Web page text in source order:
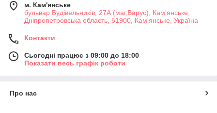
м. Кам'янське
бульвар Будівельників, 27А (маг.Варус), Кам’янське,
Дніпропетровська область, 51900, Кам'янське, Україна
Контакти
Сьогодні працює з 09:00 до 18:00
Показати весь графік роботи
Про нас